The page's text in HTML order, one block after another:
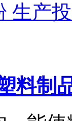
生产
料制